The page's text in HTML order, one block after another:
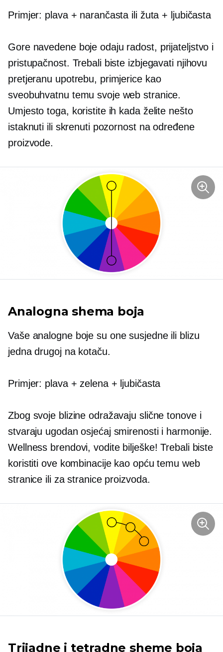
Primjer: plava + narančasta ili žuta + ljubičasta
Gore navedene boje odaju radost, prijateljstvo i
pristupačnost. Trebali biste izbjegavati njihovu
pretjeranu upotrebu, primjerice kao
sveobuhvatnu temu svoje web stranice.
Umjesto toga, koristite ih kada želite nešto
istaknuti ili skrenuti pozornost na određene
proizvode.
Analogna shema boja
Vaše analogne boje su one susjedne ili blizu
jedna drugoj na kotaču.
Primjer: plava + zelena + ljubičasta
Zbog svoje blizine odražavaju slične tonove i
stvaraju ugodan osjećaj smirenosti i harmonije.
Wellness brendovi, vodite bilješke! Trebali biste
koristiti ove kombinacije kao opću temu web
stranice ili za stranice proizvoda.
Trijadne i tetradne sheme boja